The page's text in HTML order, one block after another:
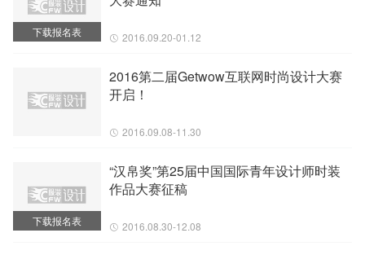
下载报名表 2016.09.20-01.12
2016第二届Getwow互联网时尚设计大赛
开启！
2016.09.08-11.30
下载报名表
“汉帛奖”第25届中国国际青年设计师时装
作品大赛征稿
2016.08.30-12.08